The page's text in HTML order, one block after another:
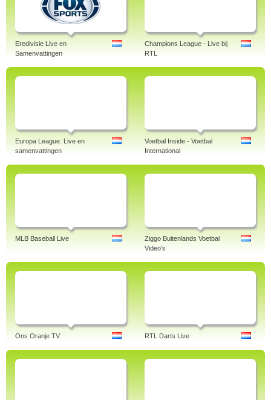
Eredivisie Live en
Samenvattingen
Champions League - Live bij
RTL
Europa League. Live en
samenvattingen
Voetbal Inside - Voetbal
International
MLB Baseball Live
Ziggo Buitenlands Voetbal
Video's
Ons Oranje TV RTL Darts Live